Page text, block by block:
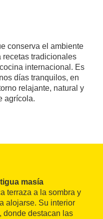
conserva el ambiente
recetas tradicionales
internacional. Es
días tranquilos, en
relajante, natural y
agrícola.
masía
terraza a la sombra y
alojarse. Su interior
, donde destacan las